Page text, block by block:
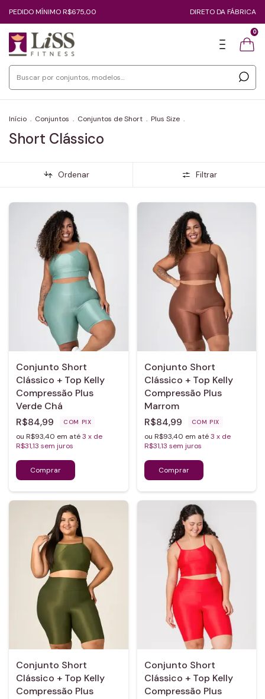
PEDIDO MÍNIMO R$675,00 DIRETO DA FÁBRICA
0
Início . Conjuntos . Conjuntos de Short . Plus Size .
Short Clássico
Ordenar Filtrar
Conjunto Short
Clássico + Top Kelly
Compressão Plus
Verde Chá
R$84,99
COM PIX
ou R$93,40 em até3 x de
R$31,13 sem juros
Conjunto Short
Clássico + Top Kelly
Compressão Plus
Marrom
R$84,99
COM PIX
ou R$93,40 em até3 x de
R$31,13 sem juros
Conjunto Short
Clássico + Top Kelly
Compressão Plus
Conjunto Short
Clássico + Top Kelly
Compressão Plus